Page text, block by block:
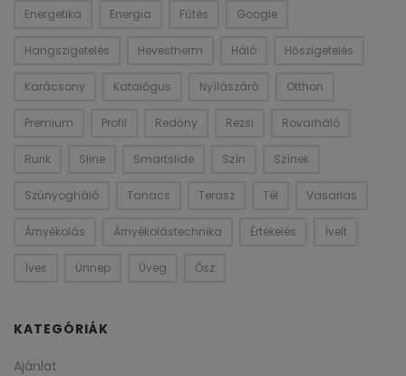
Energetika Energia Fűtés Google
Hangszigetelés Hevestherm Háló Hőszigetelés
Karácsony Katalógus Nyílászáró Otthon
Premium Profil Redőny Rezsi Rovarháló
Rurik Sline Smartslide Szín Színek
Szúnyogháló Tanacs Terasz Tél Vasarlas
Árnyékolás Árnyékolástechnika Értékelés Ívelt
Íves Ünnep Üveg Ősz
KATEGÓRIÁK
Ajánlat